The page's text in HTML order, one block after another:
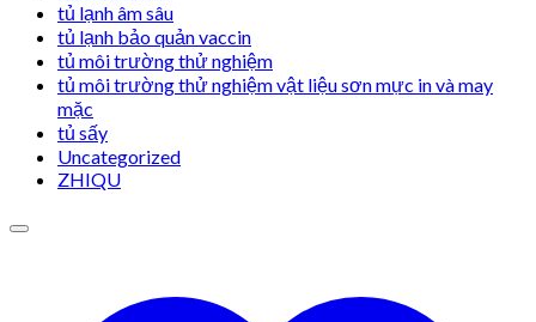
tủ lạnh âm sâu
tủ lạnh bảo quản vaccin
tủ môi trường thử nghiệm
tủ môi trường thử nghiệm vật liệu sơn mực in và may
mặc
tủ sấy
Uncategorized
ZHIQU